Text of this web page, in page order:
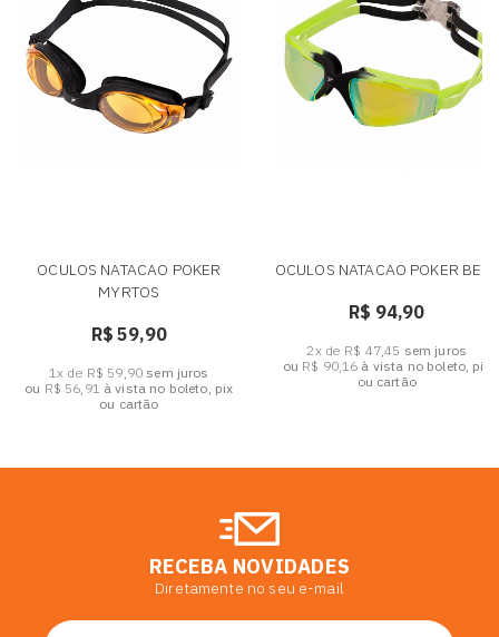
OCULOS NATACAO POKER
MYRTOS
R$ 59,90
1x de R$ 59,90 sem juros
ou R$ 56,91 à vista no boleto, pix
ou cartão
OCULOS NATACAO POKER BEST
R$ 94,90
2x de R$ 47,45 sem juros
ou R$ 90,16 à vista no boleto, pix
ou cartão
RECEBA NOVIDADES
Diretamente no seu e-mail